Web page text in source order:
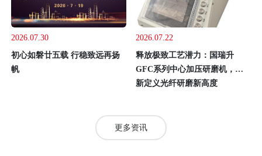
2026.07.30
初心如磐廿五载 行稳致远再扬
帆
2026.07.22
释放极致工艺潜力：国瑞升
GFC系列中心加压研磨机，重
新定义光纤研磨新高度
更多资讯